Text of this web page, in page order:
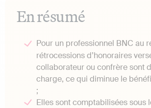
En résumé
Pour un professionnel BNC au
rétrocessions d’honoraires
collaborateur ou confrère sont
charge, ce qui diminue le
;
Elles sont comptabilisées sous